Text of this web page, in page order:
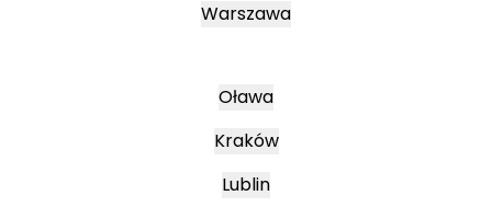
Warszawa
Oława
Kraków
Lublin